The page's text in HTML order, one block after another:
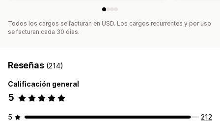
Todos los cargos se facturan en USD. Los cargos recurrentes y por uso
se facturan cada 30 días.
Reseñas (214)
Calificación general
5
5
212